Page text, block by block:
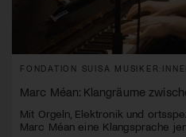
FONDATION SUISA
Marc Méan: Klangräume
Mit Orgeln, Elektronik und
Marc Méan eine Klangsprache